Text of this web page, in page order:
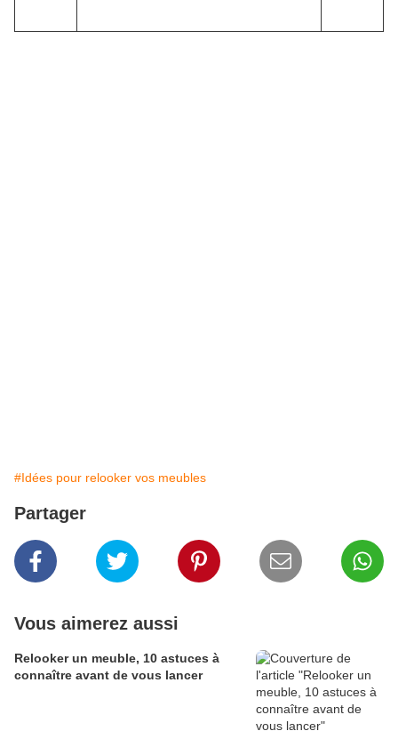
#Idées pour relooker vos meubles
Partager
Vous aimerez aussi
Relooker un meuble, 10 astuces à
connaître avant de vous lancer